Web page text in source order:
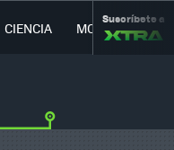
CIENCIA MOVILIDAD
Suscríbete a